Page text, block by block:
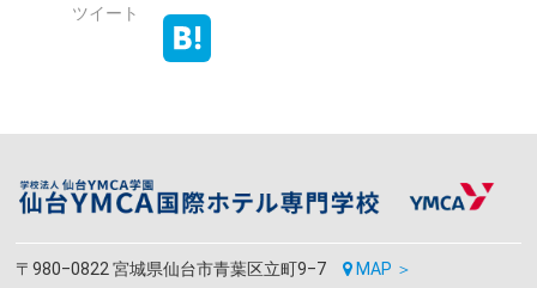
ツイート
〒980‒0822 宮城県仙台市青葉区立町9‒7
MAP ＞